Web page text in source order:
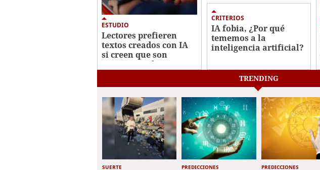
ESTUDIO
Lectores prefieren
textos creados con IA
si creen que son
escritas por humanos
CRITERIOS
IA fobia, ¿Por qué
tememos a la
inteligencia artificial?
TRENDING
SUERTE PREDICCIONES PREDICCIONES